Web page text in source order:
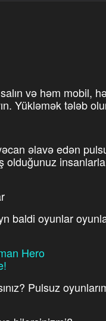
və həm mobil,
Yükləmək tələb
əlavə edən
olduğunuz
baldi oyunlar
Hero
Pulsuz